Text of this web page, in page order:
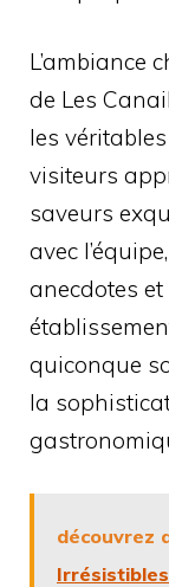
L’ambiance
de Les
les
visiteurs
saveurs
avec
anecdotes
quiconque
la
découvrez